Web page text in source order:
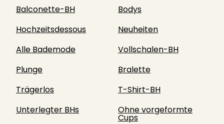
Balconette-BH
Bodys
Hochzeitsdessous
Neuheiten
Alle Bademode
Vollschalen-BH
Plunge
Bralette
Trägerlos
T-Shirt-BH
Unterlegter BHs
Ohne vorgeformte
Cups